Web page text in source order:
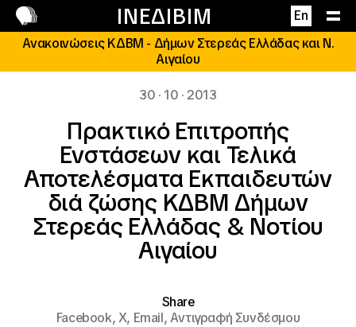
ΙΝΕΔΙΒΙΜ En
Επικοινωνία
Ανακοινώσεις ΚΔΒΜ - Δήμων Στερεάς Ελλάδας και Ν.
Αιγαίου
30 · 10 · 2013
Πρακτικό Επιτροπής
Ενστάσεων και Τελικά
Αποτελέσματα Εκπαιδευτών
διά ζώσης ΚΔΒΜ Δήμων
Στερεάς Ελλάδας & Νοτίου
Αιγαίου
Share
Facebook,X, Email,Αντιγραφή Συνδέσμου